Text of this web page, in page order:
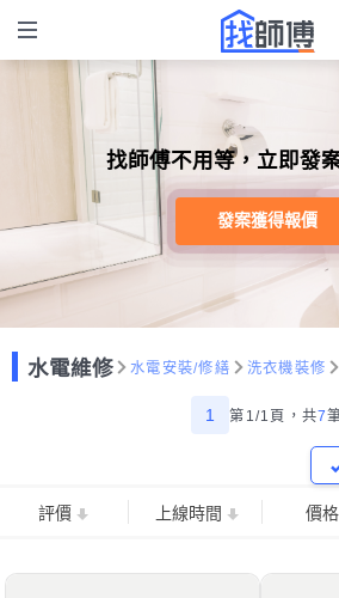
找師傅不用等，立即發
發案獲得報價
水電維修 水電安裝/修繕 洗衣機裝修
1 第1/1頁， 共7
評價 上線時間 價格